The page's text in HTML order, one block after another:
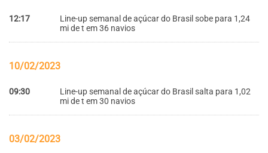
12:17
Line-up semanal de açúcar do Brasil sobe para 1,24
mi de t em 36 navios
10/02/2023
09:30
Line-up semanal de açúcar do Brasil salta para 1,02
mi de t em 30 navios
03/02/2023